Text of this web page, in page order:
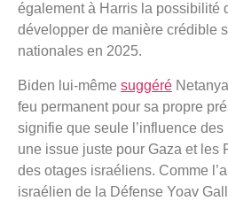
également à Harris la possibilité
développer de manière crédible
nationales en 2025.
Biden lui-même suggéré
feu permanent pour sa propre
signifie que seule l’influence
une issue juste pour Gaza et les
des otages israéliens. Comme
israélien de la Défense Yoav